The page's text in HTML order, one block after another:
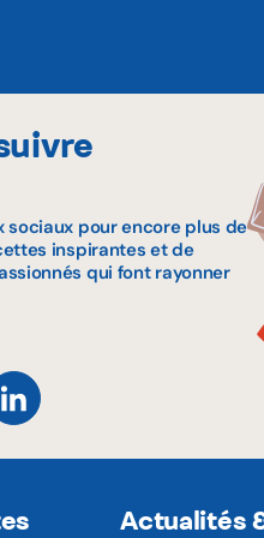
sociaux pour encore plus de
inspirantes et de
qui font rayonner
Actualités